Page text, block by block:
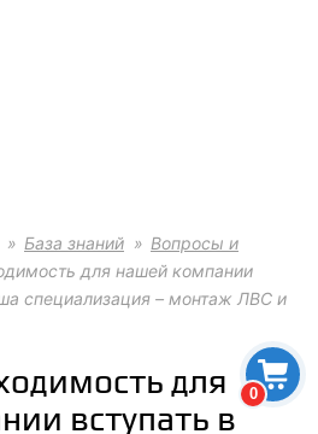
0
База знаний
Вопросы и
для нашей компании
специализация – монтаж ЛВС и
для
вступать в